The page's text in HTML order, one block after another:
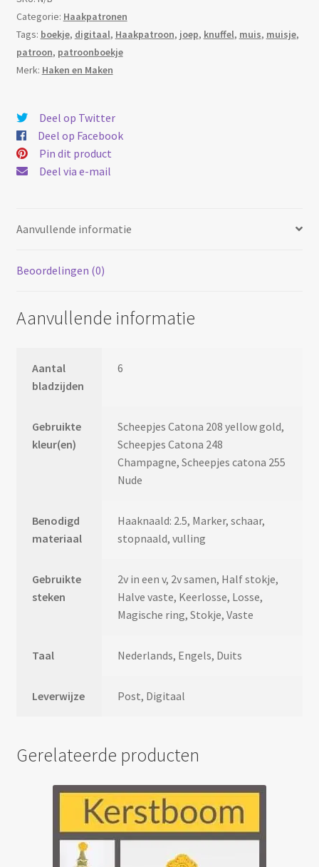
Categorie: Haakpatronen
Tags: boekje, digitaal, Haakpatroon, joep, knuffel, muis, muisje,
patroon, patroonboekje
Merk: Haken en Maken
Deel op Twitter
Deel op Facebook
Pin dit product
Deel via e-mail
Aanvullende informatie
Beoordelingen (0)
Aanvullende informatie
Aantal
bladzijden
6
Gebruikte
kleur(en)
Scheepjes Catona 208 yellow gold,
Scheepjes Catona 248
Champagne, Scheepjes catona 255
Nude
Benodigd
materiaal
Haaknaald: 2.5, Marker, schaar,
stopnaald, vulling
Gebruikte
steken
2v in een v, 2v samen, Half stokje,
Halve vaste, Keerlosse, Losse,
Magische ring, Stokje, Vaste
Taal Nederlands, Engels, Duits
Leverwijze Post, Digitaal
Gerelateerde producten